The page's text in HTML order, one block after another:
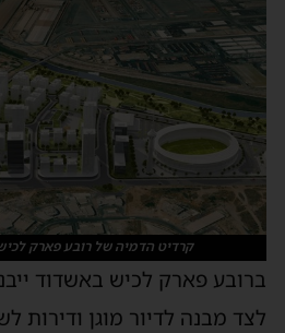
קרדיט הדמיה של רובע פארק
לצד מבנה לדיור מוגן ודירות